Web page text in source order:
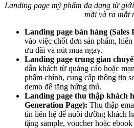
Landing page mỹ phẩm đa dạng từ
mãi và ra mắt
Landing page bán hàng (Sales
vào việc chốt đơn sản phẩm,
ưu đãi và nút mua ngay.
Landing page trung gian
dẫn khách từ quảng cáo hoặc
phẩm chính, cung cấp thông tin
demo để tăng hứng thú.
Landing page thu thập khách
Generation Page): Thu thập
tin liên hệ để nuôi dưỡng khách
tặng sample, voucher hoặc